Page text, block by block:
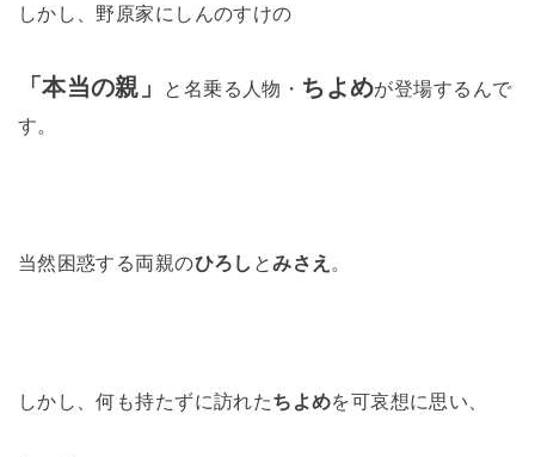
しかし、野原家にしんのすけの
「本当の親」 と名乗る人物・ ちよめが登場するんで
す。
当然困惑する両親のひろし とみさえ 。
しかし、何も持たずに訪れたちよめを可哀想に思い、